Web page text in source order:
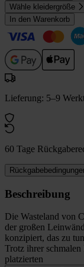
Wähle kleidergröße
In den Warenkorb
Lieferung: 5–9
60 Tage
Beschreibung
Die Wasteland von
der großen
konzipiert, das zu
Trotz ihrer schmalen
platzierten